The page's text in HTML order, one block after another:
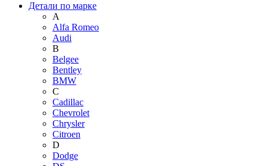
Детали по марке
A
Alfa Romeo
Audi
B
Belgee
Bentley
BMW
C
Cadillac
Chevrolet
Chrysler
Citroen
D
Dodge